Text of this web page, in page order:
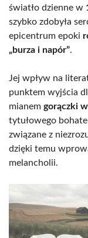
światło dzienne w
szybko zdobyła
epicentrum epoki
„burza i napór”.
Jej wpływ na
punktem wyjścia
mianem gorączki
tytułowego
związane z
dzięki temu
melancholii.